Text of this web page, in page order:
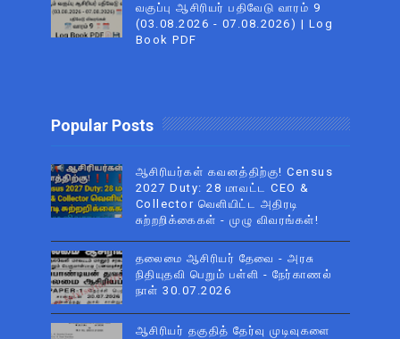
வகுப்பு ஆசிரியர் பதிவேடு வாரம் 9
(03.08.2026 - 07.08.2026) | Log
Book PDF
Popular Posts
ஆசிரியர்கள் கவனத்திற்கு! Census
2027 Duty: 28 மாவட்ட CEO &
Collector வெளியிட்ட அதிரடி
சுற்றறிக்கைகள் - முழு விவரங்கள்!
தலைமை ஆசிரியர் தேவை - அரசு
நிதியுதவி பெறும் பள்ளி - நேர்காணல்
நாள் 30.07.2026
ஆசிரியர் தகுதித் தேர்வு முடிவுகளை